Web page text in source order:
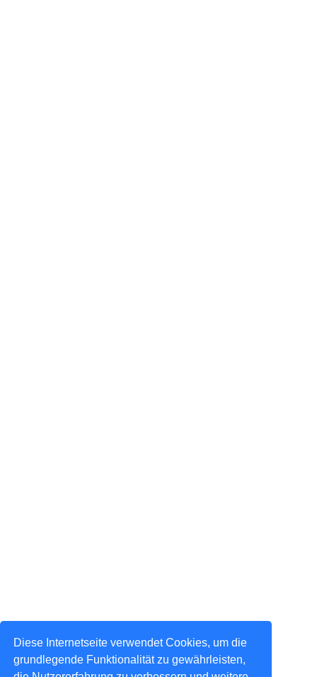
Diese Internetseite verwendet Cookies, um die
grundlegende Funktionalität zu gewährleisten,